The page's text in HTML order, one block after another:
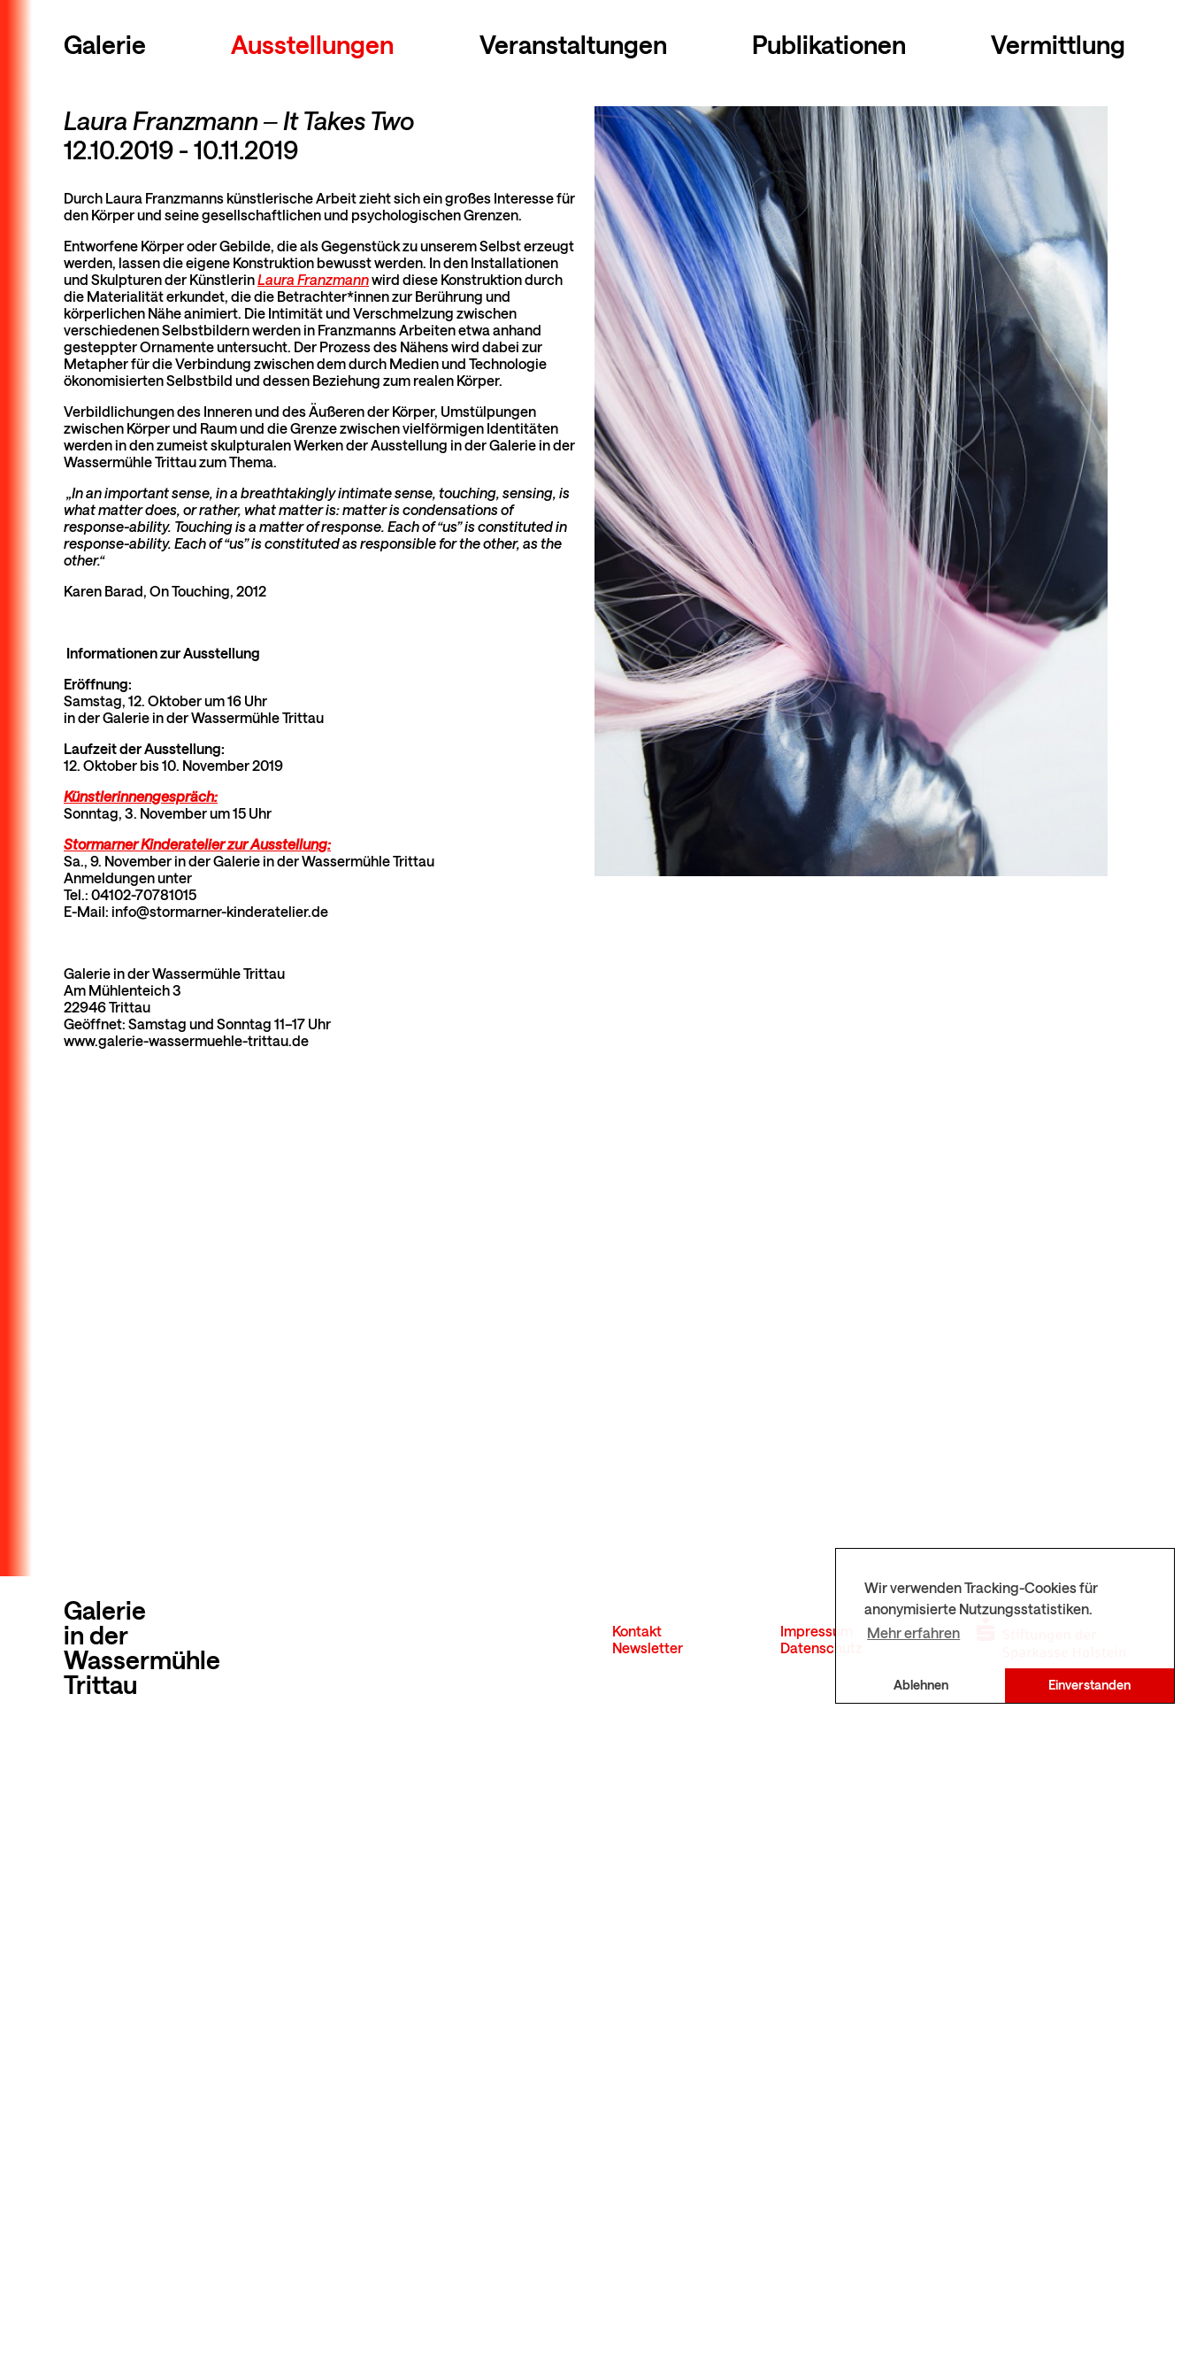
Wir verwenden Tracking-Cookies für
anonymisierte Nutzungsstatistiken.
Mehr erfahren
Ablehnen Einverstanden
Galerie Ausstellungen Veranstaltungen Publikationen Vermittlung
Laura Franzmann ‒ It Takes Two
12.10.2019 - 10.11.2019
Durch Laura Franzmanns künstlerische Arbeit zieht sich ein großes Interesse für
den Körper und seine gesellschaftlichen und psychologischen Grenzen.
Entworfene Körper oder Gebilde, die als Gegenstück zu unserem Selbst erzeugt
werden, lassen die eigene Konstruktion bewusst werden. In den Installationen
und Skulpturen der KünstlerinLaura Franzmannwird diese Konstruktion durch
die Materialität erkundet, die die Betrachter*innen zur Berührung und
körperlichen Nähe animiert. Die Intimität und Verschmelzung zwischen
verschiedenen Selbstbildern werden in Franzmanns Arbeiten etwa anhand
gesteppter Ornamente untersucht. Der Prozess des Nähens wird dabei zur
Metapher für die Verbindung zwischen dem durch Medien und Technologie
ökonomisierten Selbstbild und dessen Beziehung zum realen Körper.
Verbildlichungen des Inneren und des Äußeren der Körper, Umstülpungen
zwischen Körper und Raum und die Grenze zwischen vielförmigen Identitäten
werden in den zumeist skulpturalen Werken der Ausstellung in der Galerie in der
Wassermühle Trittau zum Thema.
„In an important sense, in a breathtakingly intimate sense, touching, sensing, is
what matter does, or rather, what matter is: matter is condensations of
response-ability. Touching is a matter of response. Each of “us” is constituted in
response-ability. Each of “us” is constituted as responsible for the other, as the
other.“
Karen Barad, On Touching, 2012
Informationen zur Ausstellung
Eröffnung:
Samstag, 12. Oktober um 16 Uhr
in der Galerie in der Wassermühle Trittau
Laufzeit der Ausstellung:
12. Oktober bis 10. November 2019
Künstlerinnengespräch:
Sonntag, 3. November um 15 Uhr
Stormarner Kinderatelier zur Ausstellung:
Sa., 9. November in der Galerie in der Wassermühle Trittau
Anmeldungen unter
Tel.: 04102-70781015
E-Mail: info@stormarner-kinderatelier.de
Galerie in der Wassermühle Trittau
Am Mühlenteich 3
22946 Trittau
Geöffnet: Samstag und Sonntag 11–17 Uhr
www.galerie-wassermuehle-trittau.de
Galerie
in der
Wassermühle
Trittau
Kontakt
Impressum
Newsletter
Datenschutz